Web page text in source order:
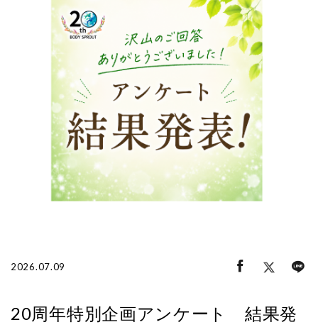
ログイン・新規会員登録
2026.07.09
20周年特別企画アンケート 結果発